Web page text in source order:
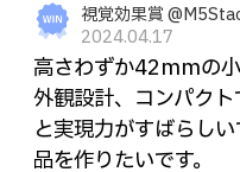
視覚効果賞
2024.04.17
高さわずか42mmの
外観設計、コンパク
と実現力がすばらし
品を作りたいです。